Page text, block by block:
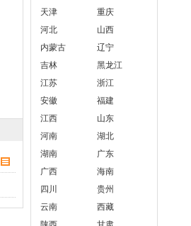
天津
重庆
河北
山西
内蒙古
辽宁
吉林
黑龙江
江苏
浙江
安徽
福建
江西
山东
河南
湖北
湖南
广东
广西
海南
四川
贵州
云南
西藏